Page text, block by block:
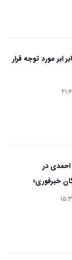
ابر مورد توجه قرار
در
خبرفوری»